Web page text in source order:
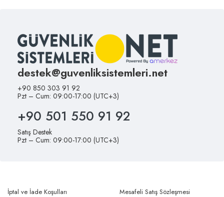
destek@guvenliksistemleri.net
+90 850 303 91 92
Pzt – Cum: 09:00-17:00 (UTC+3)
+90 501 550 91 92
Satış Destek
Pzt – Cum: 09:00-17:00 (UTC+3)
İptal ve İade Koşulları
Mesafeli Satış Sözleşmesi